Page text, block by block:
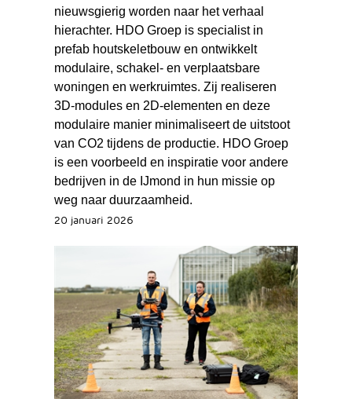
nieuwsgierig worden naar het verhaal
hierachter. HDO Groep is specialist in
prefab houtskeletbouw en ontwikkelt
modulaire, schakel- en verplaatsbare
woningen en werkruimtes. Zij realiseren
3D-modules en 2D-elementen en deze
modulaire manier minimaliseert de uitstoot
van CO2 tijdens de productie. HDO Groep
is een voorbeeld en inspiratie voor andere
bedrijven in de IJmond in hun missie op
weg naar duurzaamheid.
20 januari 2026